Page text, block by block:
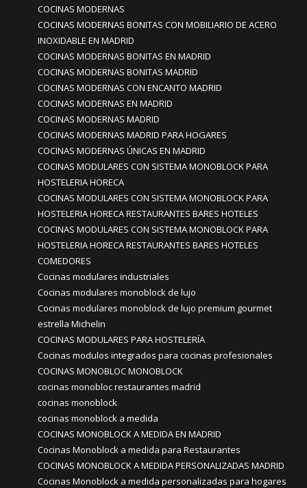
COCINAS MODERNAS
COCINAS MODERNAS BONITAS CON MOBILIARIO DE ACERO
INOXIDABLE EN MADRID
COCINAS MODERNAS BONITAS EN MADRID
COCINAS MODERNAS BONITAS MADRID
COCINAS MODERNAS CON ENCANTO MADRID
COCINAS MODERNAS EN MADRID
COCINAS MODERNAS MADRID
COCINAS MODERNAS MADRID PARA HOGARES
COCINAS MODERNAS ÚNICAS EN MADRID
COCINAS MODULARES CON SISTEMA MONOBLOCK PARA
HOSTELERIA HORECA
COCINAS MODULARES CON SISTEMA MONOBLOCK PARA
HOSTELERIA HORECA RESTAURANTES BARES HOTELES
COCINAS MODULARES CON SISTEMA MONOBLOCK PARA
HOSTELERIA HORECA RESTAURANTES BARES HOTELES
COMEDORES
Cocinas modulares industriales
Cocinas modulares monoblock de lujo
Cocinas modulares monoblock de lujo premium gourmet
estrella Michelin
COCINAS MODULARES PARA HOSTELERÍA
Cocinas modulos integrados para cocinas profesionales
COCINAS MONOBLOC MONOBLOCK
cocinas monobloc restaurantes madrid
cocinas monoblock
cocinas monoblock a medida
COCINAS MONOBLOCK A MEDIDA EN MADRID
Cocinas Monoblock a medida para Restaurantes
COCINAS MONOBLOCK A MEDIDA PERSONALIZADAS MADRID
Cocinas Monoblock a medida personalizadas para hogares